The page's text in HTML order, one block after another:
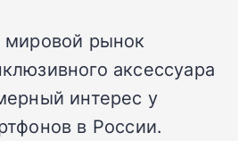
рынок
аксессуара
интерес у
в России.